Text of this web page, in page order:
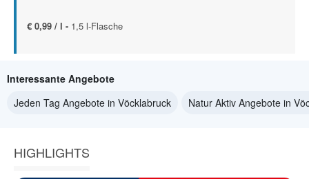
€ 0,99 / l - 1,5 l-Flasche
Interessante Angebote
Jeden Tag Angebote in Vöcklabruck
Natur Aktiv Angebote in
HIGHLIGHTS